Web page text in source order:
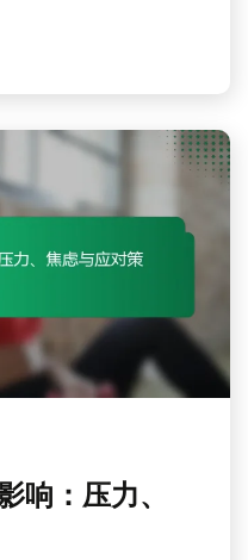
响：压力、